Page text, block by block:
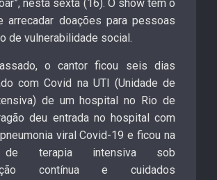
nesta sexta (16). O show tem o
arrecadar doações para pessoas
de vulnerabilidade social.
o cantor ficou seis dias
com Covid na UTI (Unidade de
de um hospital no Rio de
deu entrada no hospital com
viral Covid-19 e ficou na
de terapia intensiva sob
contínua e cuidados